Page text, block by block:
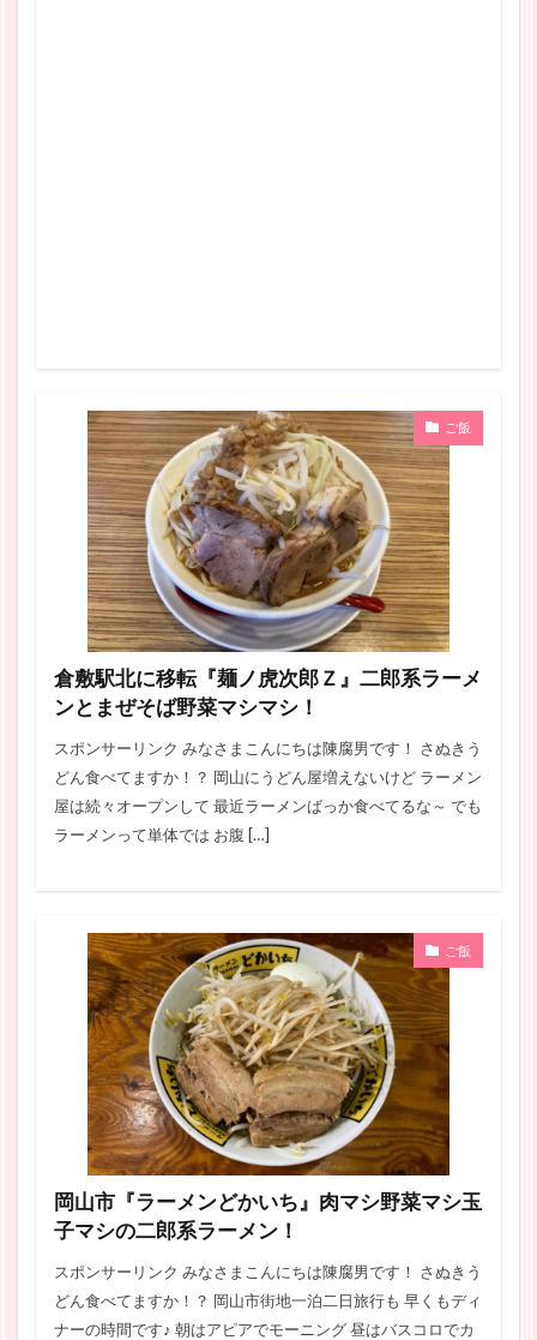
ご飯
倉敷駅北に移転『麺ノ虎次郎Ｚ』二郎系ラーメ
ンとまぜそば野菜マシマシ！
スポンサーリンク みなさまこんにちは陳腐男です！ さぬきう
どん食べてますか！？ 岡山にうどん屋増えないけど ラーメン
屋は続々オープンして 最近ラーメンばっか食べてるな～ でも
ラーメンって単体では お腹 […]
ご飯
岡山市『ラーメンどかいち』肉マシ野菜マシ玉
子マシの二郎系ラーメン！
スポンサーリンク みなさまこんにちは陳腐男です！ さぬきう
どん食べてますか！？ 岡山市街地一泊二日旅行も 早くもディ
ナーの時間です♪ 朝はアピアでモーニング 昼はバスコロでカ